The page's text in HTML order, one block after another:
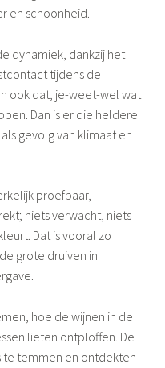
en schoonheid.
dynamiek, dankzij het
tijdens de
ook dat, je-weet-wel wat
Dan is er die heldere
gevolg van klimaat en
proefbaar,
niets verwacht, niets
Dat is vooral zo
grote druiven in
hoe de wijnen in de
lieten ontploffen. De
te temmen en ontdekten